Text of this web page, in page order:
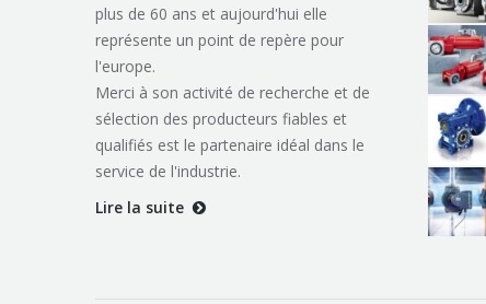
plus de 60 ans et aujourd'hui elle
représente un point de repère pour
l'europe.
Merci à son activité de recherche et de
sélection des producteurs fiables et
qualifiés est le partenaire idéal dans le
service de l'industrie.
Lire la suite